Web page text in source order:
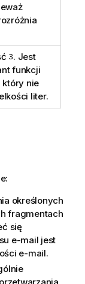
3. Jest
funkcji
który nie
liter.
określonych
fragmentach
się
e-mail jest
e-mail.